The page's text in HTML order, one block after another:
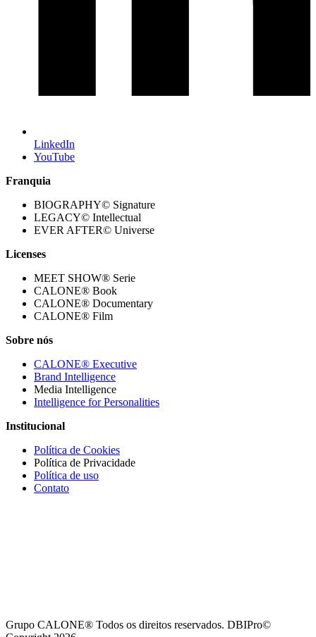
LinkedIn
YouTube
Franquia
BIOGRAPHY© Signature
LEGACY© Intellectual
EVER AFTER© Universe
Licenses
MEET SHOW® Serie
CALONE® Book
CALONE® Documentary
CALONE® Film
Sobre nós
CALONE® Executive
Brand Intelligence
Media Intelligence
Intelligence for Personalities
Institucional
Política de Cookies
Política de Privacidade
Política de uso
Contato
Grupo CALONE® Todos os direitos reservados. DBIPro©